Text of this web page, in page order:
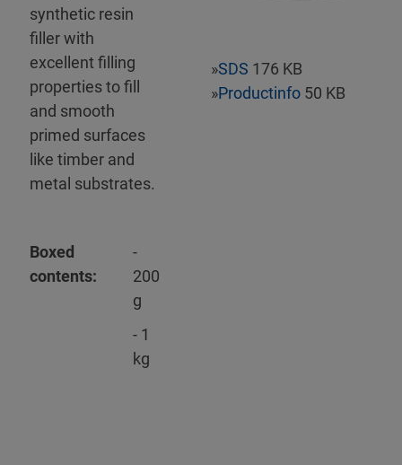
synthetic resin
filler with
excellent filling
properties to fill
and smooth
primed surfaces
like timber and
metal substrates.
Boxed
contents:
-
200
g
- 1
kg
»SDS 176 KB
»Productinfo 50 KB